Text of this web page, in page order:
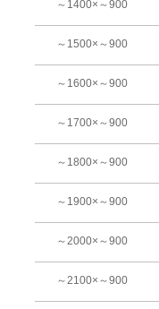
～1400×～900
～1500×～900
～1600×～900
～1700×～900
～1800×～900
～1900×～900
～2000×～900
～2100×～900